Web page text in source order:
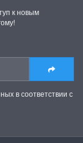
к новым
в соответствии с